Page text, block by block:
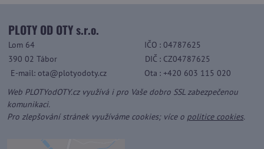
PLOTY OD OTY s.r.o.
Lom 64 IČO : 04787625
390 02 Tábor
DIČ : CZ04787625
E-mail: ota@plotyodoty.cz
Ota : +420 603 115 020
Web PLOTYodOTY.cz využívá i pro Vaše dobro SSL zabezpečenou
komunikaci.
Pro zlepšování stránek využíváme cookies; více o politice cookies.